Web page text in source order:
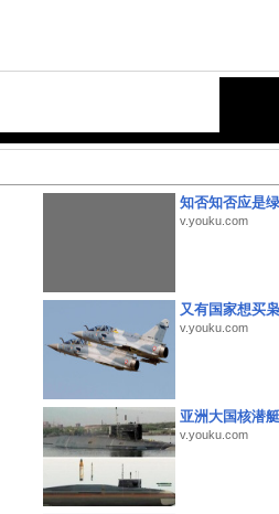
知否知否应是
v.youku.com
又有国家想买
v.youku.com
亚洲大国核潜
v.youku.com